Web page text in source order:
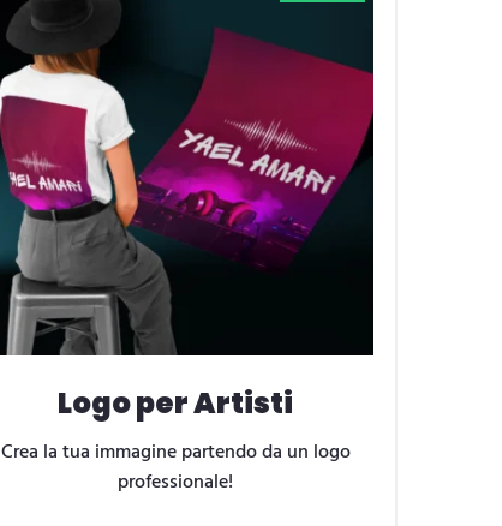
Logo per Artisti
Crea la tua immagine partendo da un logo
professionale!